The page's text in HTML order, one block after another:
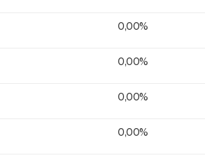
0,00%
0,00%
0,00%
0,00%